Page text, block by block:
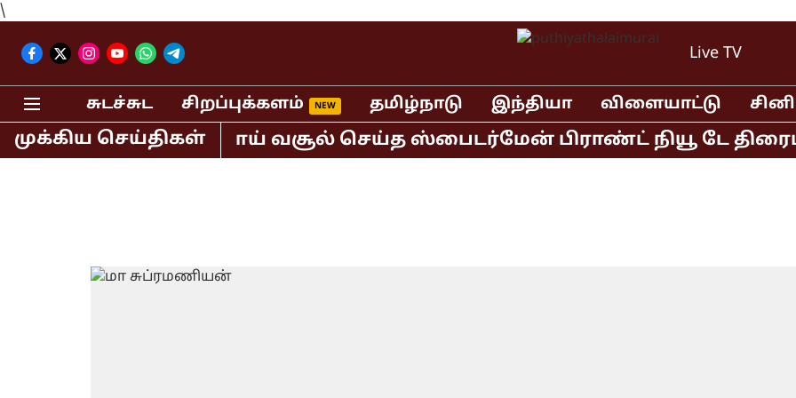
\
Live TV
சுடச்சுட சிறப்புக்களம் தமிழ்நாடு இந்தியா விளையாட்டு
முக்கிய செய்திகள்
400 கோடி ரூபாய் வசூல் செய்த ஸ்பைடர்மேன் பிராண்ட் நியூ டே